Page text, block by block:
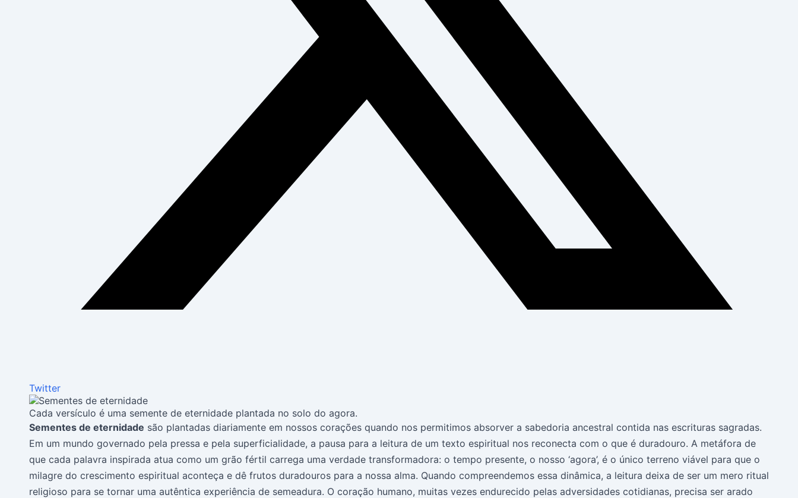
Twitter
Cada versículo é uma semente de eternidade plantada no solo do agora.
Sementes de eternidade são plantadas diariamente em nossos corações quando nos permitimos absorver a sabedoria ancestral contida nas escrituras sagradas.
Em um mundo governado pela pressa e pela superficialidade, a pausa para a leitura de um texto espiritual nos reconecta com o que é duradouro. A metáfora de
que cada palavra inspirada atua como um grão fértil carrega uma verdade transformadora: o tempo presente, o nosso ‘agora’, é o único terreno viável para que o
milagre do crescimento espiritual aconteça e dê frutos duradouros para a nossa alma. Quando compreendemos essa dinâmica, a leitura deixa de ser um mero ritual
religioso para se tornar uma autêntica experiência de semeadura. O coração humano, muitas vezes endurecido pelas adversidades cotidianas, precisa ser arado